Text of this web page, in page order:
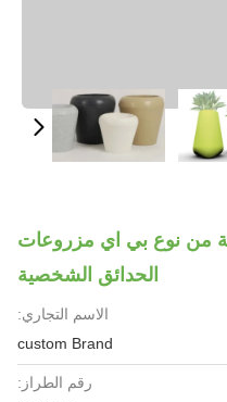
من نوع بي اي مزروعات
الحدائق الشخصية
الاسم التجاري:
custom Brand
رقم الطراز: